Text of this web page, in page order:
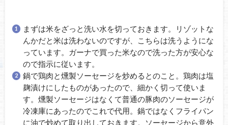
まずは米をざっと洗い水を切っておきます。リゾットな
んかだと米は洗わないのですが、こちらは洗うようにな
っています。ガーナで買った米なので洗った方が安心な
ので指示に従います。
鍋で鶏肉と燻製ソーセージを炒めるとのこと。鶏肉は塩
麹漬けにしたものがあったので、細かく切って使いま
す。燻製ソーセージはなくて普通の豚肉のソーセージが
冷凍庫にあったのでこれで代用。鍋ではなくフライパン
に油で炒めて取り出しておきます。ソーセージから意外